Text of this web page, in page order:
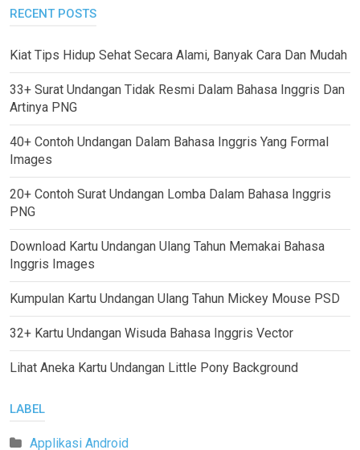
RECENT POSTS
Kiat Tips Hidup Sehat Secara Alami, Banyak Cara Dan Mudah
33+ Surat Undangan Tidak Resmi Dalam Bahasa Inggris Dan
Artinya PNG
40+ Contoh Undangan Dalam Bahasa Inggris Yang Formal
Images
20+ Contoh Surat Undangan Lomba Dalam Bahasa Inggris
PNG
Download Kartu Undangan Ulang Tahun Memakai Bahasa
Inggris Images
Kumpulan Kartu Undangan Ulang Tahun Mickey Mouse PSD
32+ Kartu Undangan Wisuda Bahasa Inggris Vector
Lihat Aneka Kartu Undangan Little Pony Background
LABEL
Applikasi Android